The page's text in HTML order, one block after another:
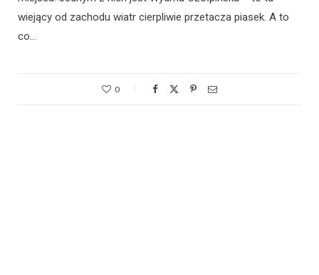
wiejący od zachodu wiatr cierpliwie przetacza piasek. A to
co…
0